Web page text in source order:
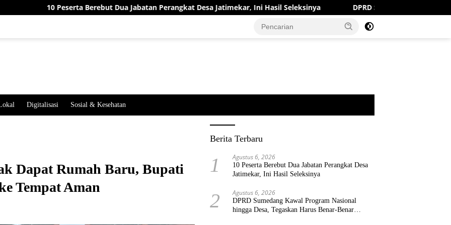
Peserta Berebut Dua Jabatan Perangkat Desa Jatimekar, Ini Hasil Seleksinya DPRD Sumedang Kawal Program Nasional
Digitalisasi Sosial & Kesehatan
Dapat Rumah Baru, Bupati
Tempat Aman
Berita Terbaru
1 Agustus 6, 2026
10 Peserta Berebut Dua Jabatan Perangkat Desa
Jatimekar, Ini Hasil Seleksinya
2 Agustus 6, 2026
DPRD Sumedang Kawal Program Nasional
hingga Desa, Tegaskan Harus Benar-Benar